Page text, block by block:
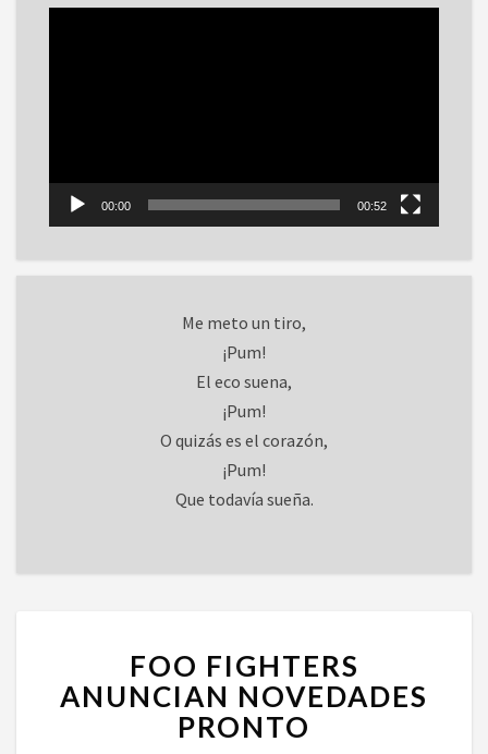
00:00 00:52
Me meto un tiro,
¡Pum!
El eco suena,
¡Pum!
O quizás es el corazón,
¡Pum!
Que todavía sueña.
FIGHTERS
ANUNCIAN
NOVEDADES
PRONTO
FOO FIGHTERS
ANUNCIAN NOVEDADES
PRONTO